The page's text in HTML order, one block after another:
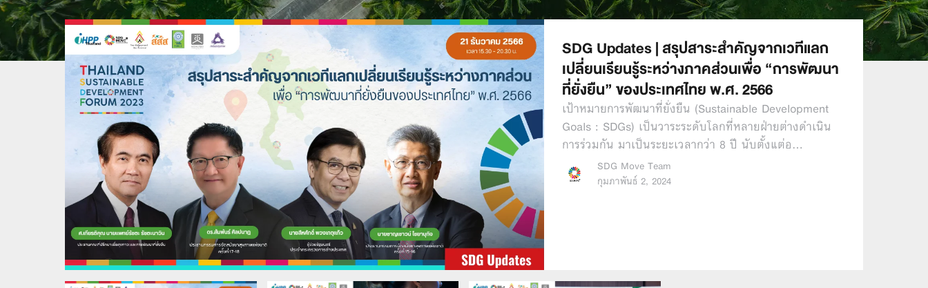
SDG Updates | สรุปสาระสำคัญจากเวทีแลก
เปลี่ยนเรียนรู้ระหว่างภาคส่วนเพื่อ “การพัฒนา
ที่ยั่งยืน” ของประเทศไทย พ.ศ. 2566
เป้าหมายการพัฒนาที่ยั่งยืน (Sustainable Development
Goals : SDGs) เป็นวาระระดับโลกที่หลายฝ่ายต่างดำเนิน
การร่วมกัน มาเป็นระยะเวลากว่า 8 ปี นับตั้งแต่อ…
SDG Move Team
กุมภาพันธ์ 2, 2024